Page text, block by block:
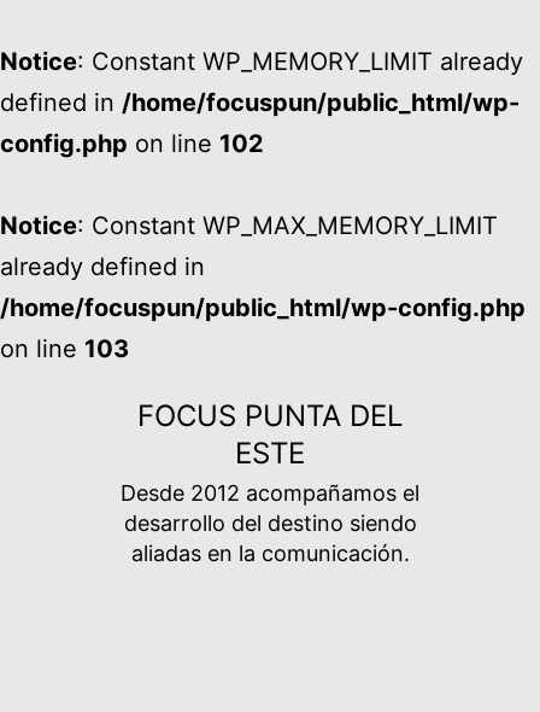
Notice: Constant WP_MEMORY_LIMIT already
defined in /home/focuspun/public_html/wp-
config.php on line 102
Notice: Constant WP_MAX_MEMORY_LIMIT
already defined in
/home/focuspun/public_html/wp-config.php
on line 103
FOCUS PUNTA DEL
ESTE
Desde 2012 acompañamos el
desarrollo del destino siendo
aliadas en la comunicación.